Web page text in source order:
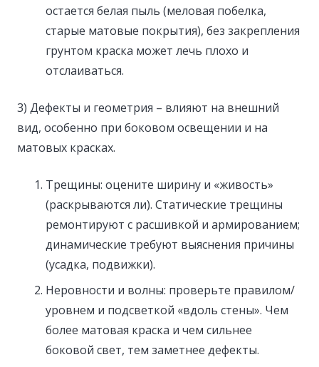
остается белая пыль (меловая побелка,
старые матовые покрытия), без закрепления
грунтом краска может лечь плохо и
отслаиваться.
3) Дефекты и геометрия – влияют на внешний
вид, особенно при боковом освещении и на
матовых красках.
Трещины: оцените ширину и «живость»
(раскрываются ли). Статические трещины
ремонтируют с расшивкой и армированием;
динамические требуют выяснения причины
(усадка, подвижки).
Неровности и волны: проверьте правилом/
уровнем и подсветкой «вдоль стены». Чем
более матовая краска и чем сильнее
боковой свет, тем заметнее дефекты.